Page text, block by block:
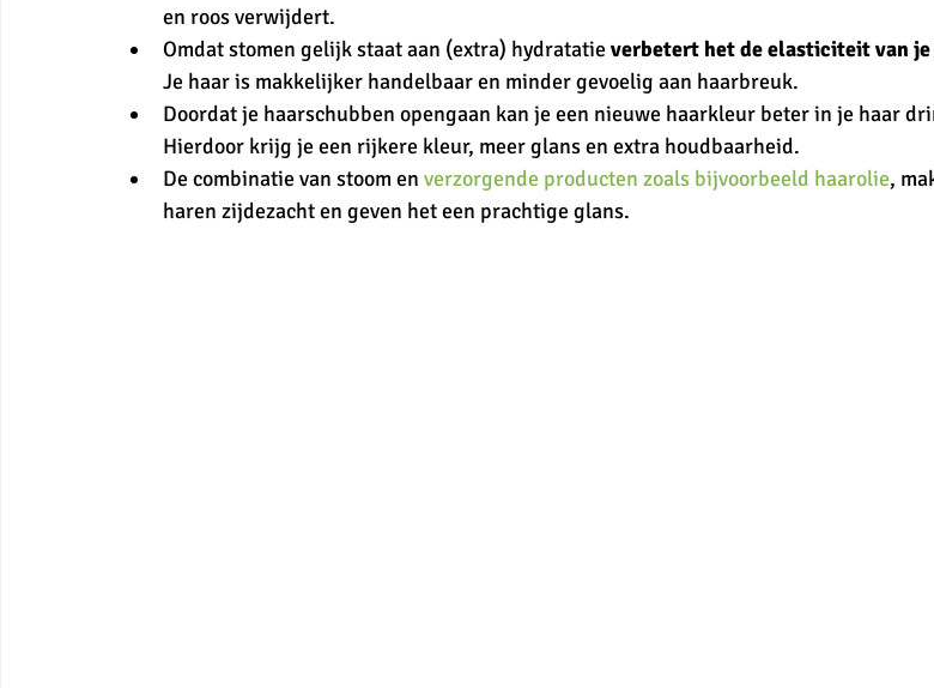
en roos verwijdert.
Omdat stomen gelijk staat aan (extra) hydratatie verbetert het de elasticiteit van je
Je haar is makkelijker handelbaar en minder gevoelig aan haarbreuk.
Doordat je haarschubben opengaan kan je een nieuwe haarkleur beter in je haar
Hierdoor krijg je een rijkere kleur, meer glans en extra houdbaarheid.
De combinatie van stoom en verzorgende producten zoals bijvoorbeeld haarolie,
haren zijdezacht en geven het een prachtige glans.